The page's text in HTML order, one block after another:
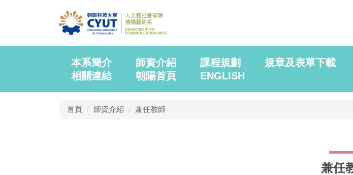
本系簡介 師資介紹 課程規劃 規章及表單下載
相關連結
朝陽首頁 ENGLISH
首頁 師資介紹 兼任教師
兼任